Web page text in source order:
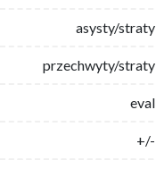
asysty/straty
przechwyty/straty
eval
+/-
asysty/straty
przechwyty/straty
eval
+/-